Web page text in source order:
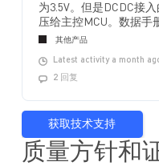
为3.5V。但是DCDC接
压给主控MCU。数据手
其他产品
Latest activity a month
2 回复
获取技术支持
质量方针和